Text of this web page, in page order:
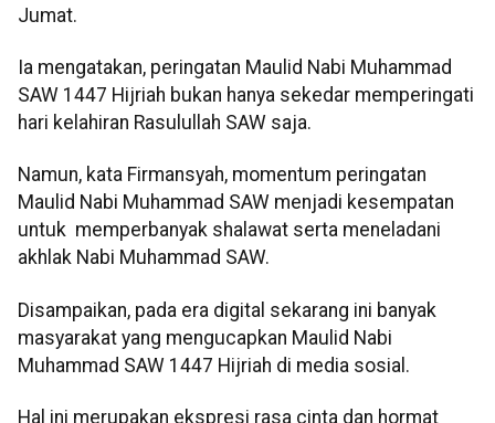
Jumat.
Ia mengatakan, peringatan Maulid Nabi Muhammad
SAW 1447 Hijriah bukan hanya sekedar memperingati
hari kelahiran Rasulullah SAW saja.
Namun, kata Firmansyah, momentum peringatan
Maulid Nabi Muhammad SAW menjadi kesempatan
untuk memperbanyak shalawat serta meneladani
akhlak Nabi Muhammad SAW.
Disampaikan, pada era digital sekarang ini banyak
masyarakat yang mengucapkan Maulid Nabi
Muhammad SAW 1447 Hijriah di media sosial.
Hal ini merupakan ekspresi rasa cinta dan hormat